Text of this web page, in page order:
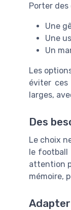
Porter
Une
Une
Un
Les
éviter ces
larges,
Des
Le choix
le football
attention
mémoire,
Adapter